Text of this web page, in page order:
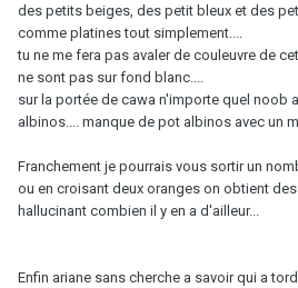
des petits beiges, des petit bleux et des
comme platines tout simplement....
tu ne me fera pas avaler de couleuvre de
ne sont pas sur fond blanc....
sur la portée de cawa n'importe quel noob
albinos.... manque de pot albinos avec un
Franchement je pourrais vous sortir un
ou en croisant deux oranges on obtient
hallucinant combien il y en a d'ailleur...
Enfin ariane sans cherche a savoir qui a